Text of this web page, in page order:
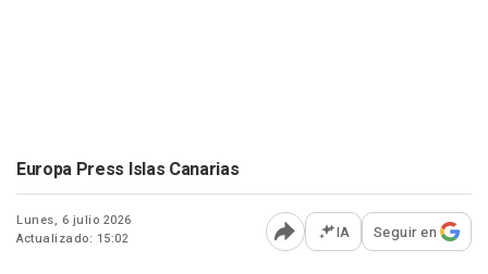
Europa Press Islas Canarias
Lunes, 6 julio 2026
Actualizado: 15:02
Abrir opciones para
IA Seguir en